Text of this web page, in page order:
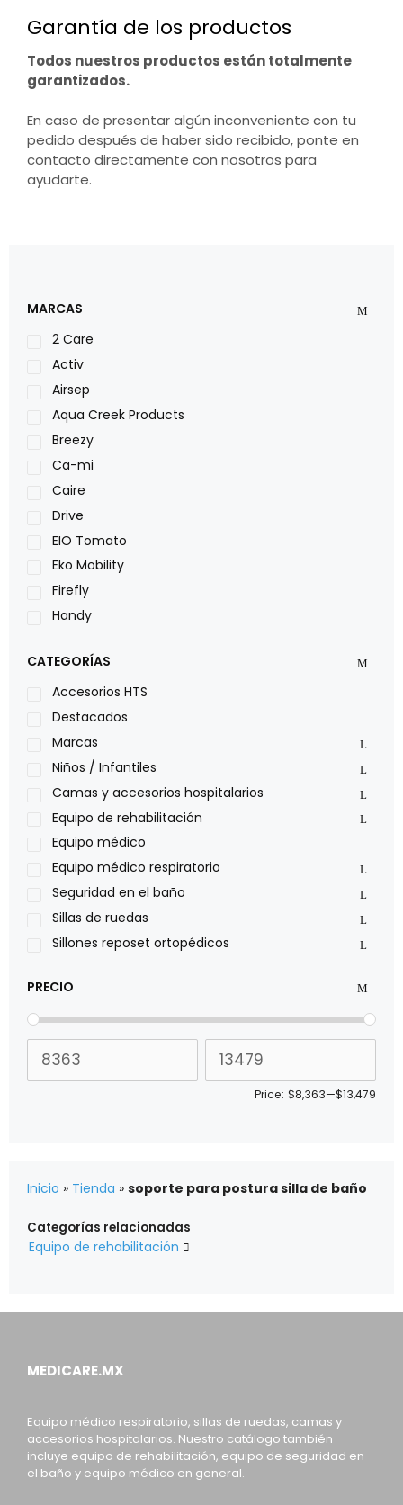
Garantía de los productos
Todos nuestros productos están totalmente
garantizados.
En caso de presentar algún inconveniente con tu
pedido después de haber sido recibido, ponte en
contacto directamente con nosotros para
ayudarte.
MARCAS
2 Care
Activ
Airsep
Aqua Creek Products
Breezy
Ca-mi
Caire
Drive
EIO Tomato
Eko Mobility
Firefly
Handy
Leggero
Lumex
Medical Store
Nidek
Oxiplus
Philips
Pride
Roho
Sillas de ruedas Everest Jennings
Stealth products
Xiehe Medical
CATEGORÍAS
Accesorios HTS
Destacados
Marcas
Niños / Infantiles
Camas y accesorios hospitalarios
Equipo de rehabilitación
Equipo médico
Equipo médico respiratorio
Seguridad en el baño
Sillas de ruedas
Sillones reposet ortopédicos
PRECIO
Price: $8,363—$13,479
Inicio » Tienda » soporte para postura silla de baño
Categorías relacionadas
Equipo de rehabilitación 
MEDICARE.MX
Equipo médico respiratorio, sillas de ruedas, camas y
accesorios hospitalarios. Nuestro catálogo también
incluye equipo de rehabilitación, equipo de seguridad en
el baño y equipo médico en general.